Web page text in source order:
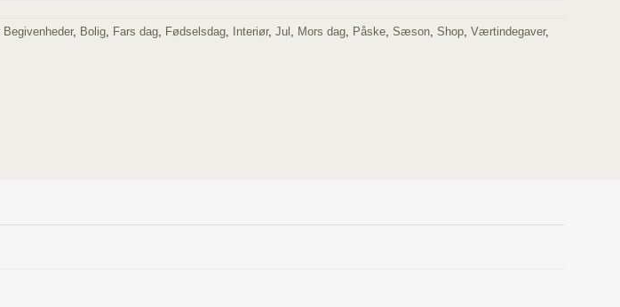
Begivenheder, Bolig, Fars dag, Fødselsdag, Interiør, Jul , Mors dag, Påske, Sæson, Shop, Værtindegaver,